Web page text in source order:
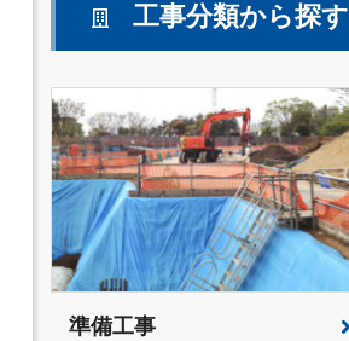
工事分類から探す
準備工事